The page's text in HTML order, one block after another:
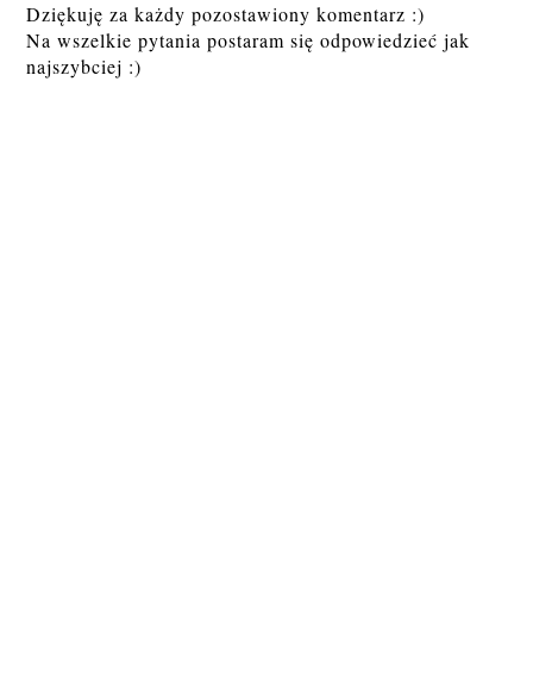
Dziękuję za każdy pozostawiony komentarz :)
Na wszelkie pytania postaram się odpowiedzieć jak
najszybciej :)